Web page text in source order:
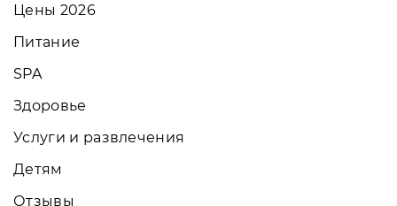
Цены 2026
Питание
SPA
Здоровье
Услуги и развлечения
Детям
Отзывы